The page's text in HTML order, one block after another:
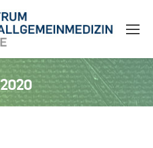
2020
Sie befinden sich hier: